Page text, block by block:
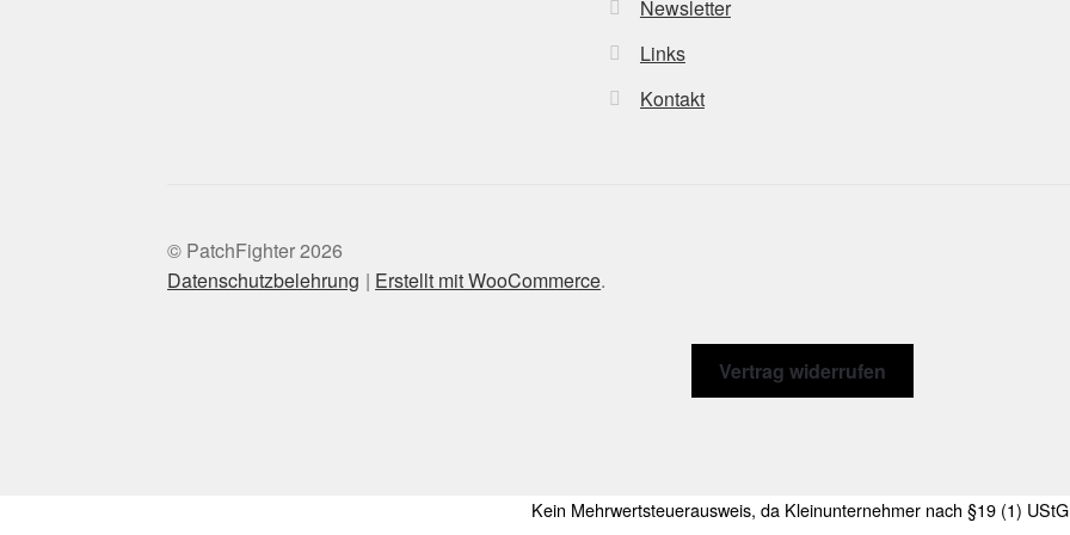
Newsletter
Links
Kontakt
© PatchFighter 2026
Datenschutzbelehrung
Erstellt mit WooCommerce.
Vertrag widerrufen
Kein Mehrwertsteuerausweis, da Kleinunternehmer nach §19 (1)